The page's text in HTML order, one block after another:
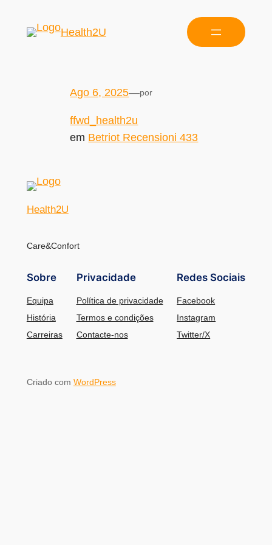
Health2U
Ago 6, 2025—por
ffwd_health2u
em Betriot Recensioni 433
Health2U
Care&Confort
Sobre
Equipa
História
Carreiras
Privacidade
Política de privacidade
Termos e condições
Contacte-nos
Redes Sociais
Facebook
Instagram
Twitter/X
Criado com WordPress